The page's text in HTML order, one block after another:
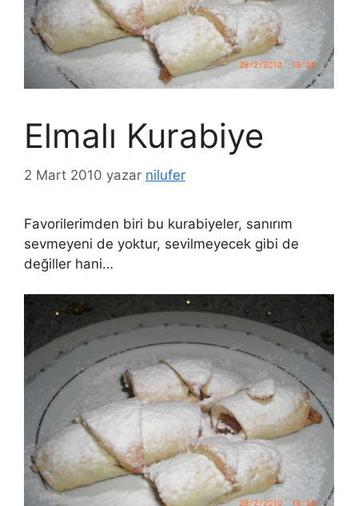
Elmalı Kurabiye
2 Mart 2010 yazar nilufer
Favorilerimden biri bu kurabiyeler, sanırım
sevmeyeni de yoktur, sevilmeyecek gibi de
değiller hani…